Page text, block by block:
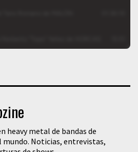
heavy metal de bandas de
Noticias, entrevistas,